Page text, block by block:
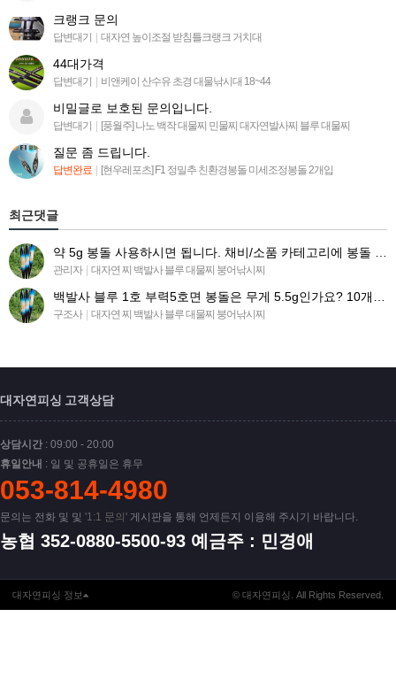
크랭크 문의
답변대기 | 대자연 높이조절 받침틀크랭크 거치대
44대가격
답변대기 | 비앤케이 산수유 초경 대물낚시대 18~44
비밀글로 보호된 문의입니다.
답변대기 | [풍월주] 나노 백작 대물찌 민물찌 대자연발사찌 블루 대물찌
질문 좀 드립니다.
답변완료 | [현우레포츠] F1 정밀추 친환경봉돌 미세조정봉돌 2개입
최근댓글
관리자 | 대자연 찌 백발사 블루 대물찌 붕어낚시찌
구조사 | 대자연 찌 백발사 블루 대물찌 붕어낚시찌
대자연피싱 고객상담
상담시간 : 09:00 - 20:00
휴일안내 : 일 및 공휴일은 휴무
053-814-4980
문의는 전화 및 및 '1:1 문의' 게시판을 통해 언제든지 이용해 주시기 바랍니다.
농협 352-0880-5500-93 예금주 : 민경애
대자연피싱 정보 © 대자연피싱. All Rights Reserved.